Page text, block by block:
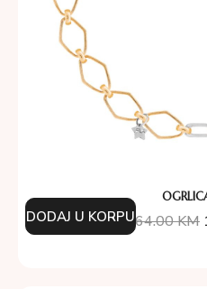
164.00KM
DODAJ U KORPU